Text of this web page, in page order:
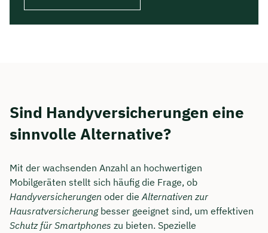
Sind Handyversicherungen eine
sinnvolle Alternative?
Mit der wachsenden Anzahl an hochwertigen
Mobilgeräten stellt sich häufig die Frage, ob
Handyversicherungen oder dieAlternativen zur
Hausratversicherungbesser geeignet sind, um effektiven
Schutz für Smartphones zu bieten. Spezielle